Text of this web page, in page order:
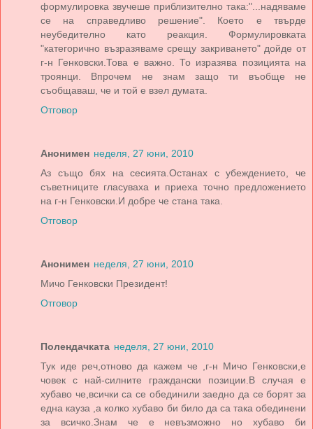
формулировка звучеше приблизително така:"...надяваме
се на справедливо решение". Което е твърде
неубедително като реакция. Формулировката
"категорично възразяваме срещу закриването" дойде от
г-н Генковски.Това е важно. То изразява позицията на
троянци. Впрочем не знам защо ти въобще не
съобщаваш, че и той е взел думата.
Отговор
Анонимен неделя, 27 юни, 2010
Аз също бях на сесията.Останах с убеждението, че
съветниците гласуваха и приеха точно предложението
на г-н Генковски.И добре че стана така.
Отговор
Анонимен неделя, 27 юни, 2010
Мичо Генковски Президент!
Отговор
Полендачката неделя, 27 юни, 2010
Тук иде реч,отново да кажем че ,г-н Мичо Генковски,е
човек с най-силните граждански позиции.В случая е
хубаво че,всички са се обединили заедно да се борят за
една кауза ,а колко хубаво би било да са така обединени
за всичко.Знам че е невъзможно но хубаво би